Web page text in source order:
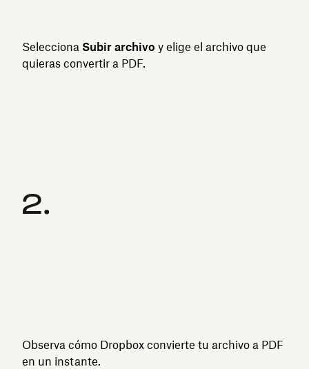
Selecciona Subir archivo y elige el archivo que
quieras convertir a PDF.
Observa cómo Dropbox convierte tu archivo a PDF
en un instante.